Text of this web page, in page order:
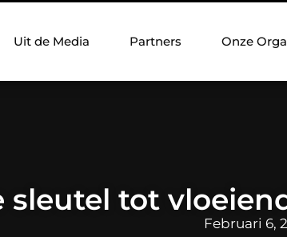
Uit de Media Partners Onze
sleutel tot
Februari 6,